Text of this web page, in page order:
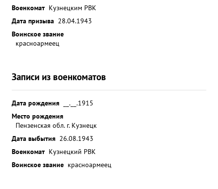
Военкомат Кузнецким РВК
Дата призыва 28.04.1943
Воинское звание
красноармеец
Записи из военкоматов
Дата рождения
__.__.1915
Место рождения
Пензенская обл. г. Кузнецк
Дата выбытия 26.08.1943
Военкомат Кузнецкий РВК
Воинское звание красноармеец